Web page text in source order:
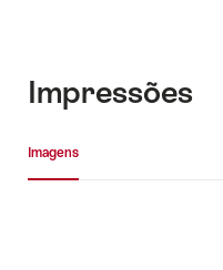
Impressões
Imagens